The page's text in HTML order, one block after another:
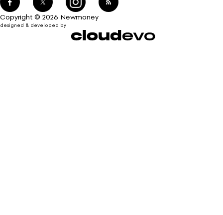
Copyright © 2026 Newmoney
designed & developed by